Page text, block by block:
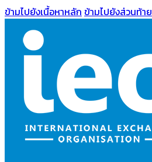
ข้ามไปยังเนื้อหาหลัก ข้ามไปยังส่วนท้าย